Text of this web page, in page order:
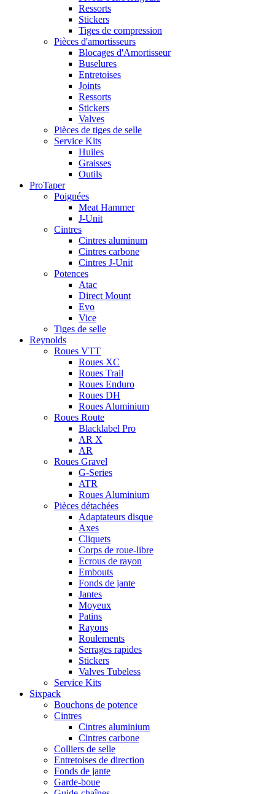
Ressorts
Stickers
Tiges de compression
Pièces d'amortisseurs
Blocages d'Amortisseur
Buselures
Entretoises
Joints
Ressorts
Stickers
Valves
Pièces de tiges de selle
Service Kits
Huiles
Graisses
Outils
ProTaper
Poignées
Meat Hammer
J-Unit
Cintres
Cintres aluminum
Cintres carbone
Cintres J-Unit
Potences
Atac
Direct Mount
Evo
Vice
Tiges de selle
Reynolds
Roues VTT
Roues XC
Roues Trail
Roues Enduro
Roues DH
Roues Aluminium
Roues Route
Blacklabel Pro
AR X
AR
Roues Gravel
G-Series
ATR
Roues Aluminium
Pièces détachées
Adaptateurs disque
Axes
Cliquets
Corps de roue-libre
Ecrous de rayon
Embouts
Fonds de jante
Jantes
Moyeux
Patins
Rayons
Roulements
Serrages rapides
Stickers
Valves Tubeless
Service Kits
Sixpack
Bouchons de potence
Cintres
Cintres aluminium
Cintres carbone
Colliers de selle
Entretoises de direction
Fonds de jante
Garde-boue